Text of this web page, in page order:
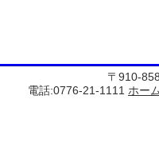
〒910-
電話:0776-21-1111 ホー